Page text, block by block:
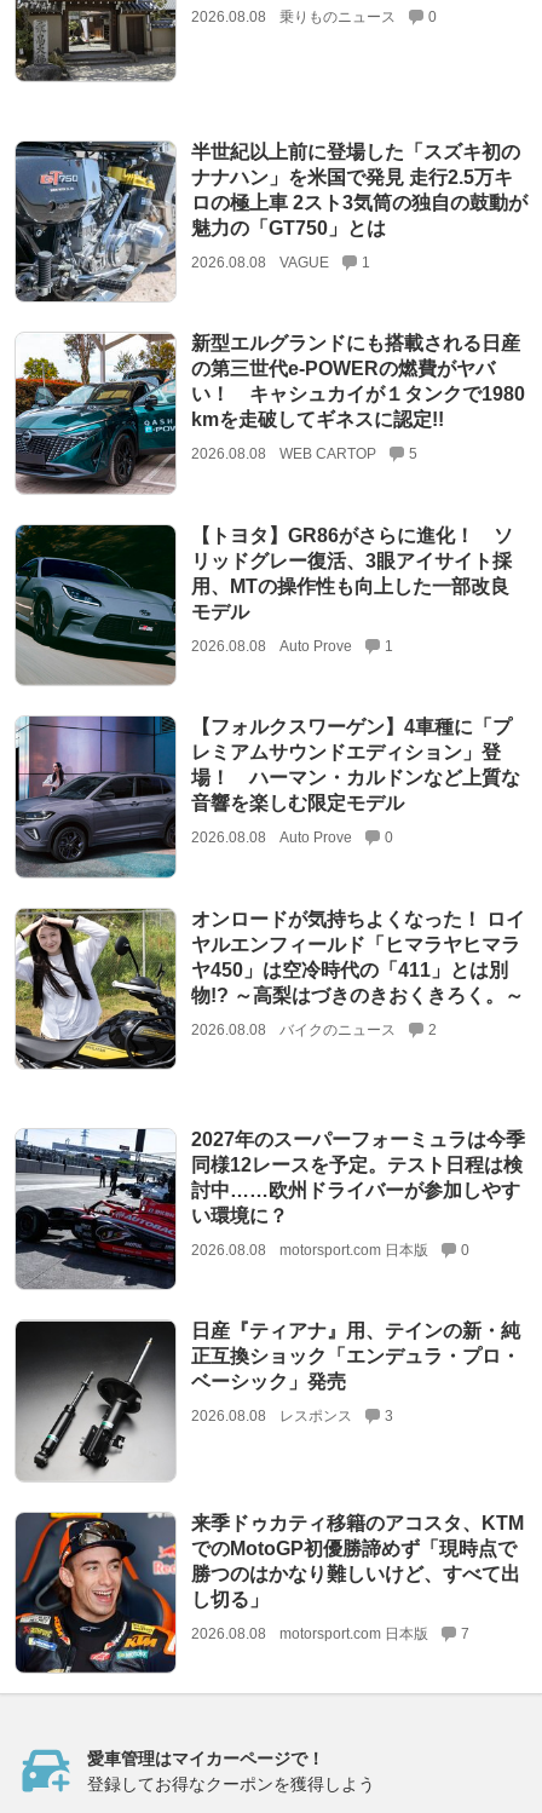
2026.08.08 乗りものニュース 0
半世紀以上前に登場した「スズキ初の
ナナハン」を米国で発見 走行2.5万キ
ロの極上車 2スト3気筒の独自の鼓動が
魅力の「GT750」とは
2026.08.08 VAGUE 1
新型エルグランドにも搭載される日産
の第三世代e-POWERの燃費がヤバ
い！ キャシュカイが１タンクで1980
kmを走破してギネスに認定!!
2026.08.08 WEB CARTOP 5
【トヨタ】GR86がさらに進化！ ソ
リッドグレー復活、3眼アイサイト採
用、MTの操作性も向上した一部改良
モデル
2026.08.08 Auto Prove 1
【フォルクスワーゲン】4車種に「プ
レミアムサウンドエディション」登
場！ ハーマン・カルドンなど上質な
音響を楽しむ限定モデル
2026.08.08 Auto Prove 0
オンロードが気持ちよくなった！ ロイ
ヤルエンフィールド「ヒマラヤヒマラ
ヤ450」は空冷時代の「411」とは別
物!? ～高梨はづきのきおくきろく。～
2026.08.08 バイクのニュース 2
2027年のスーパーフォーミュラは今季
同様12レースを予定。テスト日程は検
討中……欧州ドライバーが参加しやす
い環境に？
2026.08.08 motorsport.com 日本版 0
日産『ティアナ』用、テインの新・純
正互換ショック「エンデュラ・プロ・
ベーシック」発売
2026.08.08 レスポンス 3
来季ドゥカティ移籍のアコスタ、KTM
でのMotoGP初優勝諦めず「現時点で
勝つのはかなり難しいけど、すべて出
し切る」
2026.08.08 motorsport.com 日本版 7
愛車管理はマイカーページで！
登録してお得なクーポンを獲得しよう